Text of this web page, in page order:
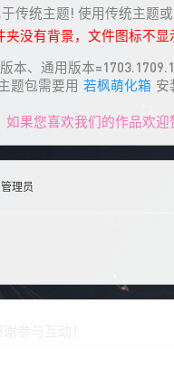
传统主题! 使用传统主题或
没有背景，文件图标不
本、通用版本
题包需要用 若枫萌化箱 安
如果您喜欢我们的作品欢迎
管理员